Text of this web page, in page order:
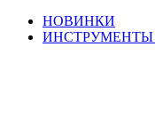
НОВИНКИ
ИНСТРУМЕНТЫ